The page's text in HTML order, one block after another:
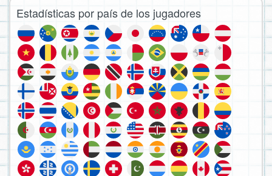
Estadísticas por país de los jugadores